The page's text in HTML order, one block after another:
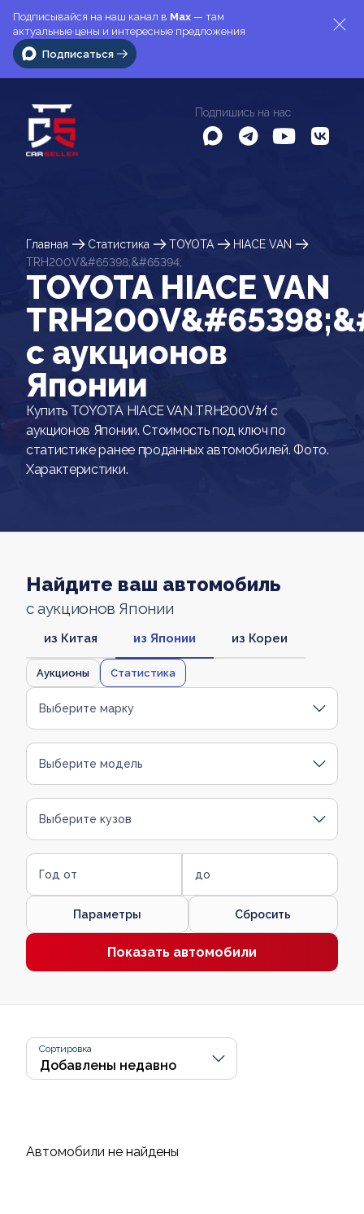
Подписывайся на наш канал в Max — там
актуальные цены и интересные предложения
Подписаться
Подпишись на нас
Главная Статистика TOYOTA
HIACE VAN
TRH200V&#65398;&#65394;
TOYOTA HIACE VAN
c аукционов
Японии
Купить TOYOTA HIACE VAN TRH200Vｶｲ с
аукционов Японии. Стоимость под ключ по
статистике ранее проданных автомобилей. Фото.
Характеристики.
Найдите ваш автомобиль
с аукционов Японии
из Китая из Японии из Кореи
Аукционы Статистика
Выберите марку
Выберите модель
Выберите кузов
Год от до
Параметры Сбросить
Показать автомобили
Сортировка
Автомобили не найдены